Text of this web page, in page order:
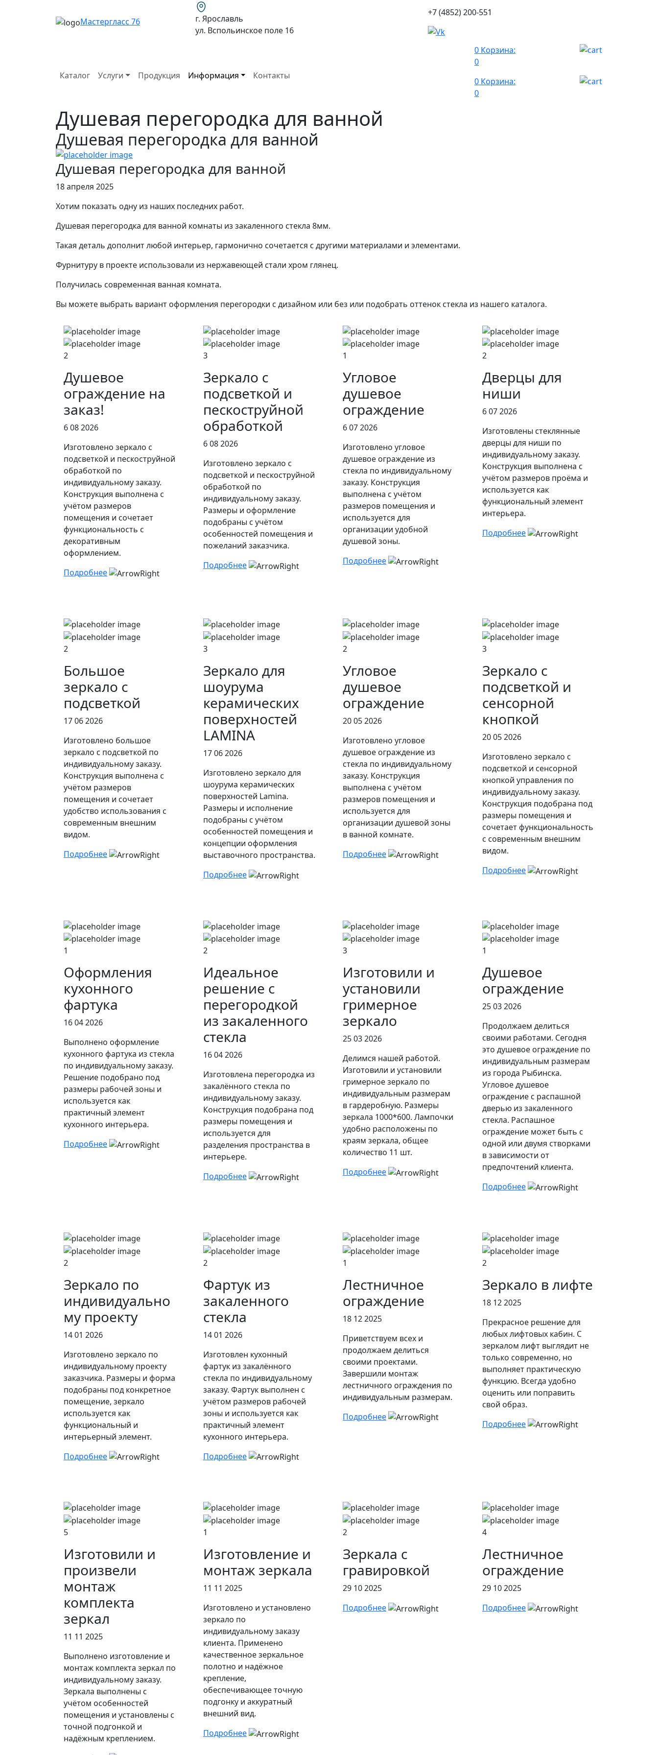
Мастергласс 76
г. Ярославль
ул. Вспольинское поле 16
+7 (4852) 200-551
Каталог Услуги Продукция Информация Контакты
0 Корзина:
0
0 Корзина:
0
Душевая перегородка для ванной
Душевая перегородка для ванной
Душевая перегородка для ванной
18 апреля 2025
Хотим показать одну из наших последних работ.
Душевая перегородка для ванной комнаты из закаленного стекла 8мм.
Такая деталь дополнит любой интерьер, гармонично сочетается с другими материалами и элементами.
Фурнитуру в проекте использовали из нержавеющей стали хром глянец.
Получилась современная ванная комната.
Вы можете выбрать вариант оформления перегородки с дизайном или без или подобрать оттенок стекла из нашего каталога.
2
Душевое
ограждение на
заказ!
6 08 2026
Изготовлено зеркало с
подсветкой и пескоструйной
обработкой по
индивидуальному заказу.
Конструкция выполнена с
учётом размеров
помещения и сочетает
функциональность с
декоративным
оформлением.
Подробнее
3
Зеркало с
подсветкой и
пескоструйной
обработкой
6 08 2026
Изготовлено зеркало с
подсветкой и пескоструйной
обработкой по
индивидуальному заказу.
Размеры и оформление
подобраны с учётом
особенностей помещения и
пожеланий заказчика.
Подробнее
1
Угловое
душевое
ограждение
6 07 2026
Изготовлено угловое
душевое ограждение из
стекла по индивидуальному
заказу. Конструкция
выполнена с учётом
размеров помещения и
используется для
организации удобной
душевой зоны.
Подробнее
2
Дверцы для
ниши
6 07 2026
Изготовлены стеклянные
дверцы для ниши по
индивидуальному заказу.
Конструкция выполнена с
учётом размеров проёма и
используется как
функциональный элемент
интерьера.
Подробнее
2
Большое
зеркало с
подсветкой
17 06 2026
Изготовлено большое
зеркало с подсветкой по
индивидуальному заказу.
Конструкция выполнена с
учётом размеров
помещения и сочетает
удобство использования с
современным внешним
видом.
Подробнее
3
Зеркало для
шоурума
керамических
поверхностей
LAMINA
17 06 2026
Изготовлено зеркало для
шоурума керамических
поверхностей Lamina.
Размеры и исполнение
подобраны с учётом
особенностей помещения и
концепции оформления
выставочного пространства.
Подробнее
2
Угловое
душевое
ограждение
20 05 2026
Изготовлено угловое
душевое ограждение из
стекла по индивидуальному
заказу. Конструкция
выполнена с учётом
размеров помещения и
используется для
организации душевой зоны
в ванной комнате.
Подробнее
3
Зеркало с
подсветкой и
сенсорной
кнопкой
20 05 2026
Изготовлено зеркало с
подсветкой и сенсорной
кнопкой управления по
индивидуальному заказу.
Конструкция подобрана под
размеры помещения и
сочетает функциональность
с современным внешним
видом.
Подробнее
1
Оформления
кухонного
фартука
16 04 2026
Выполнено оформление
кухонного фартука из стекла
по индивидуальному заказу.
Решение подобрано под
размеры рабочей зоны и
используется как
практичный элемент
кухонного интерьера.
Подробнее
2
Идеальное
решение с
перегородкой
из закаленного
стекла
16 04 2026
Изготовлена перегородка из
закалённого стекла по
индивидуальному заказу.
Конструкция подобрана под
размеры помещения и
используется для
разделения пространства в
интерьере.
Подробнее
3
Изготовили и
установили
гримерное
зеркало
25 03 2026
Делимся нашей работой.
Изготовили и установили
гримерное зеркало по
индивидуальным размерам
в гардеробную. Размеры
зеркала 1000*600. Лампочки
удобно расположены по
краям зеркала, общее
количество 11 шт.
Подробнее
1
Душевое
ограждение
25 03 2026
Продолжаем делиться
своими работами. Сегодня
это душевое ограждение по
индивидуальным размерам
из города Рыбинска.
Угловое душевое
ограждение с распашной
дверью из закаленного
стекла. Распашное
ограждение может быть с
одной или двумя створками
в зависимости от
предпочтений клиента.
Подробнее
2
Зеркало по
индивидуально
му проекту
14 01 2026
Изготовлено зеркало по
индивидуальному проекту
заказчика. Размеры и форма
подобраны под конкретное
помещение, зеркало
используется как
функциональный и
интерьерный элемент.
Подробнее
2
Фартук из
закаленного
стекла
14 01 2026
Изготовлен кухонный
фартук из закалённого
стекла по индивидуальному
заказу. Фартук выполнен с
учётом размеров рабочей
зоны и используется как
практичный элемент
кухонного интерьера.
Подробнее
1
Лестничное
ограждение
18 12 2025
Приветствуем всех и
продолжаем делиться
своими проектами.
Завершили монтаж
лестничного ограждения по
индивидуальным размерам.
Подробнее
2
Зеркало в лифте
18 12 2025
Прекрасное решение для
любых лифтовых кабин. С
зеркалом лифт выглядит не
только современно, но
выполняет практическую
функцию. Всегда удобно
оценить или поправить
свой образ.
Подробнее
5
Изготовили и
произвели
монтаж
комплекта
зеркал
11 11 2025
Выполнено изготовление и
монтаж комплекта зеркал по
индивидуальному заказу.
Зеркала выполнены с
учётом особенностей
помещения и установлены с
точной подгонкой и
надёжным креплением.
1
Изготовление и
монтаж зеркала
11 11 2025
Изготовлено и установлено
зеркало по
индивидуальному заказу
клиента. Применено
качественное зеркальное
полотно и надёжное
крепление,
обеспечивающее точную
подгонку и аккуратный
внешний вид.
Подробнее
2
Зеркала с
гравировкой
29 10 2025
Подробнее
4
Лестничное
ограждение
29 10 2025
Подробнее